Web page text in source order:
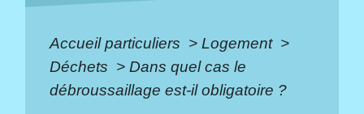
Accueil particuliers > Logement >
Déchets > Dans quel cas le
débroussaillage est-il obligatoire ?